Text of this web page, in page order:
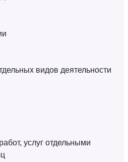
видов деятельности
услуг отдельными